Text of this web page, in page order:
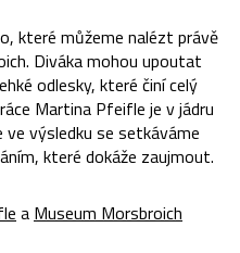
které můžeme nalézt právě
Diváka mohou upoutat
odlesky, které činí celý
Martina Pfeifle je v jádru
výsledku se setkáváme
které dokáže zaujmout.
a Museum Morsbroich